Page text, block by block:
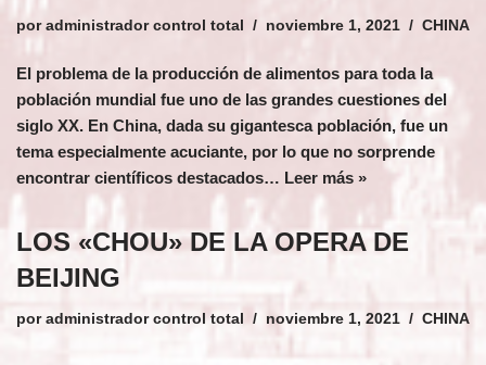
por administrador control total noviembre 1, 2021 CHINA
El problema de la producción de alimentos para toda la
población mundial fue uno de las grandes cuestiones del
siglo XX. En China, dada su gigantesca población, fue un
tema especialmente acuciante, por lo que no sorprende
encontrar científicos destacados… Leer más »
LOS «CHOU» DE LA OPERA DE
BEIJING
por administrador control total noviembre 1, 2021 CHINA